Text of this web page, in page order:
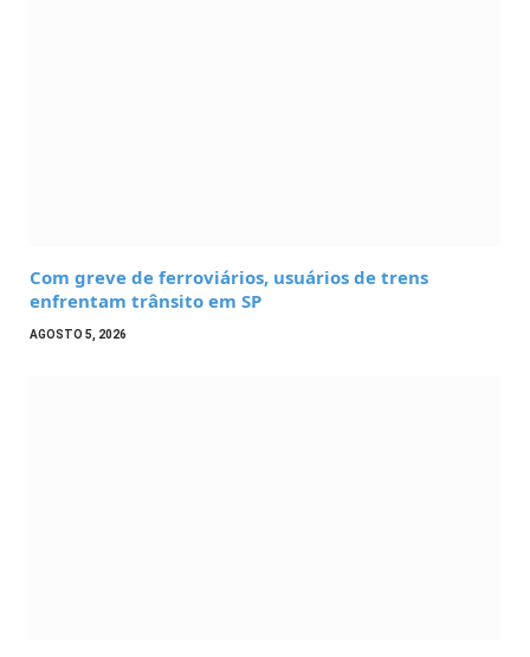
Com greve de ferroviários, usuários de trens
enfrentam trânsito em SP
AGOSTO 5, 2026